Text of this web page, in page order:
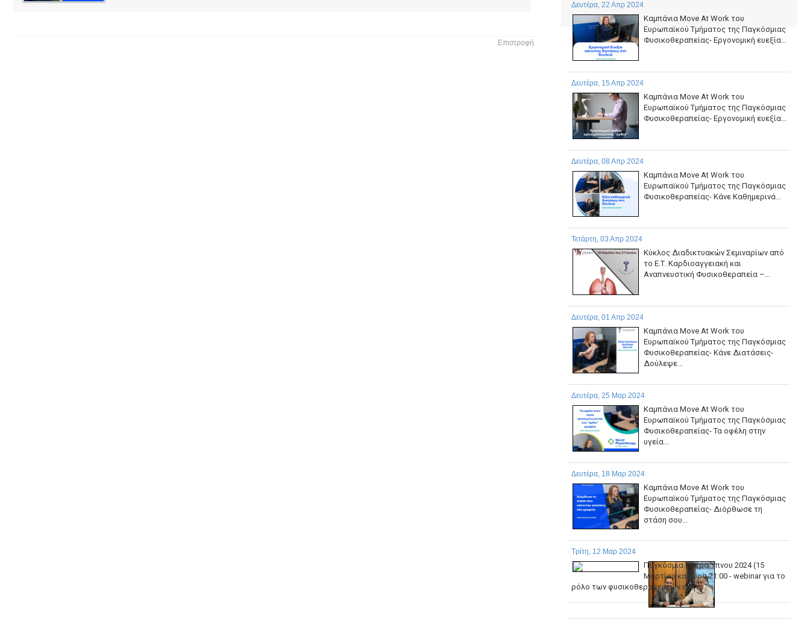
Επιστροφή
Δευτέρα, 22 Απρ 2024
Καμπάνια Move At Work του
Ευρωπαϊκού Τμήματος της Παγκόσμιας
Φυσικοθεραπείας- Εργονομική ευεξία...
Δευτέρα, 15 Απρ 2024
Καμπάνια Move At Work του
Ευρωπαϊκού Τμήματος της Παγκόσμιας
Φυσικοθεραπείας- Εργονομική ευεξία...
Δευτέρα, 08 Απρ 2024
Καμπάνια Move At Work του
Ευρωπαϊκού Τμήματος της Παγκόσμιας
Φυσικοθεραπείας- Κάνε Καθημερινά...
Τετάρτη, 03 Απρ 2024
Κύκλος Διαδικτυακών Σεμιναρίων από
το Ε.Τ. Καρδιοαγγειακή και
Αναπνευστική Φυσικοθεραπεία –...
Δευτέρα, 01 Απρ 2024
Καμπάνια Move At Work του
Ευρωπαϊκού Τμήματος της Παγκόσμιας
Φυσικοθεραπείας- Κάνε Διατάσεις-
Δούλεψε...
Δευτέρα, 25 Μαρ 2024
Καμπάνια Move At Work του
Ευρωπαϊκού Τμήματος της Παγκόσμιας
Φυσικοθεραπείας- Τα οφέλη στην
υγεία...
Δευτέρα, 18 Μαρ 2024
Καμπάνια Move At Work του
Ευρωπαϊκού Τμήματος της Παγκόσμιας
Φυσικοθεραπείας- Διόρθωσε τη
στάση σου...
Τρίτη, 12 Μαρ 2024
Παγκόσμια Ημέρα Ύπνου 2024 (15
Μαρτίου και ώρα 21:00 - webinar για το
ρόλο των φυσικοθεραπευτών στην...